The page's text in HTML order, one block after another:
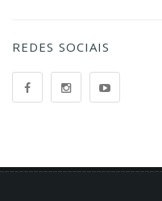
REDES SOCIAIS